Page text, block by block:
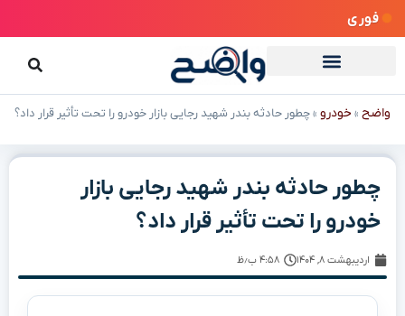
فوری
واضح » خودرو »چطور حادثه بندر شهید رجایی بازار خودرو را تحت تأثیر قرار داد؟
چطور حادثه بندر شهید رجایی بازار
خودرو را تحت تأثیر قرار داد؟
اردیبهشت ۸, ۱۴۰۴ ۴:۵۸ ب٫ظ